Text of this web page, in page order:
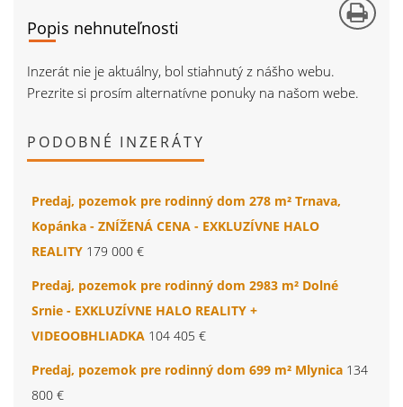
Popis nehnuteľnosti
Inzerát nie je aktuálny, bol stiahnutý z nášho webu.
Prezrite si prosím alternatívne ponuky na našom webe.
PODOBNÉ INZERÁTY
Predaj, pozemok pre rodinný dom 278 m² Trnava,
Kopánka - ZNÍŽENÁ CENA - EXKLUZÍVNE HALO
REALITY 179 000 €
Predaj, pozemok pre rodinný dom 2983 m² Dolné
Srnie - EXKLUZÍVNE HALO REALITY +
VIDEOOBHLIADKA 104 405 €
Predaj, pozemok pre rodinný dom 699 m² Mlynica 134
800 €